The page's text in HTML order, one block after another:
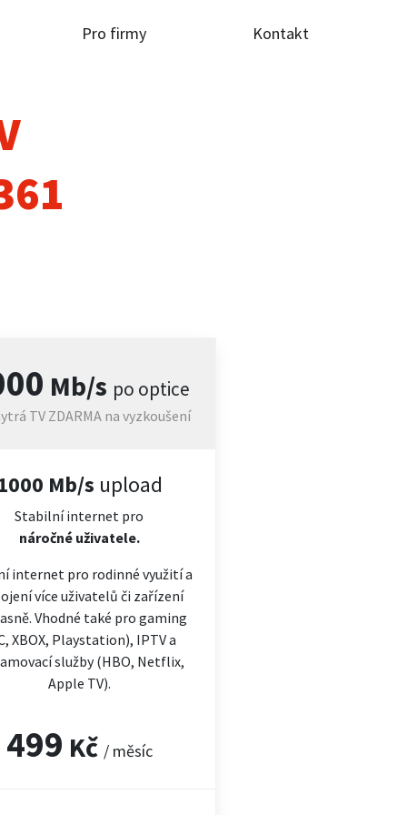
Pro firmy Kontakt
Mb/s po optice
TV ZDARMA na vyzkoušení
Mb/s upload
Stabilní internet pro
náročnéuživatele.
internet pro rodinné využití a
více uživatelů či zařízení
Vhodné také pro gaming
XBOX, Playstation), IPTV a
služby (HBO, Netflix,
Apple TV).
499 Kč / měsíc